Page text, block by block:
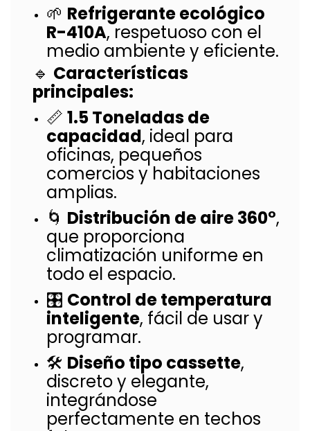
🌱 Refrigerante ecológico
R-410A, respetuoso con el
medio ambiente y eficiente.
🔹 Características
principales:
📏 1.5 Toneladas de
capacidad, ideal para
oficinas, pequeños
comercios y habitaciones
amplias.
🌀 Distribución de aire 360°,
que proporciona
climatización uniforme en
todo el espacio.
🎛️ Control de temperatura
inteligente, fácil de usar y
programar.
🛠️ Diseño tipo cassette,
discreto y elegante,
integrándose
perfectamente en techos